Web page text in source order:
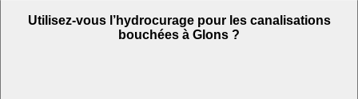
Utilisez-vous l’hydrocurage pour les canalisations
bouchées à Glons ?